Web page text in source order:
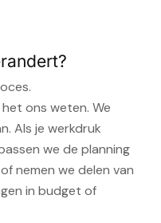
ons weten. We
Als je werkdruk
we de planning
nemen we delen van
in budget of